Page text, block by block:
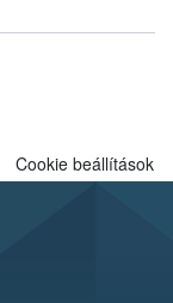
termék pedig a
és elrendelték
Cookie beállítások